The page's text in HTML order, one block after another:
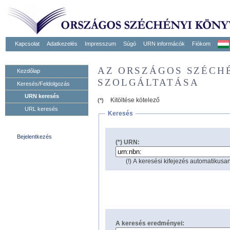
Kapcsolat Adatkezelés Impresszum Súgó URN informácók Fiókom
Kezdőlap
Keresés/Feldolgozás
URN keresés
URL keresés
Bejelentkezés
AZ ORSZÁGOS
SZOLGÁLTATÁSA
(*)
Kitöltése kötelező
Keresés
(*) URN:
(!) A keresési kifejezés
A keresés eredményei: